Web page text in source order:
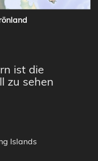
ist die
zu sehen
Islands